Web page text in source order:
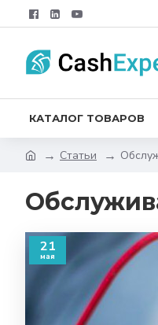
КАТАЛОГ ТОВАРОВ
Статьи
21
мая